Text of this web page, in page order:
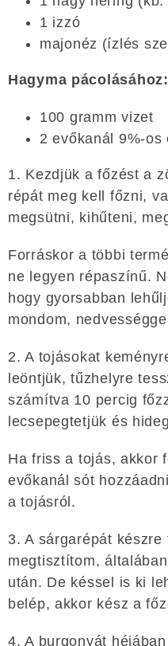
1 izzó
majonéz (ízlés
Hagyma pácolásához:
100 gramm vizet
2 evőkanál 9%-os
1. Kezdjük a főzést a
répát meg kell főzni,
megsütni, kihűteni,
Forráskor a többi
ne legyen répaszínű.
hogy gyorsabban
mondom,
2. A tojásokat
leöntjük, tűzhelyre
számítva 10 percig
lecsepegtetjük és
Ha friss a tojás, akkor
evőkanál sót
a tojásról.
3. A sárgarépát készre
megtisztítom,
után. De késsel is ki
belép, akkor kész a
4. A burgonyát